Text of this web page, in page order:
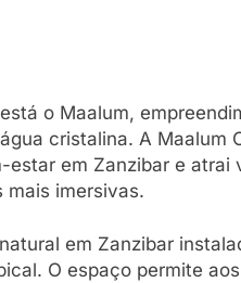
o Maalum,
cristalina. A Maalum
estar em Zanzibar e atrai
mais imersivas.
em Zanzibar
O espaço permite